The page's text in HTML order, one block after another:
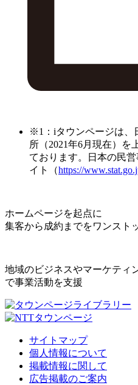
※1：iタウンページは、
所（2021年6月現在）を
ております。日本の民
イト（https://
ホームページを起点に
集客から成約までをワンスト
地域のビジネスやマーケティ
で事業活動を支援
サイトマップ
個人情報について
掲載情報に関して
広告掲載のご案内